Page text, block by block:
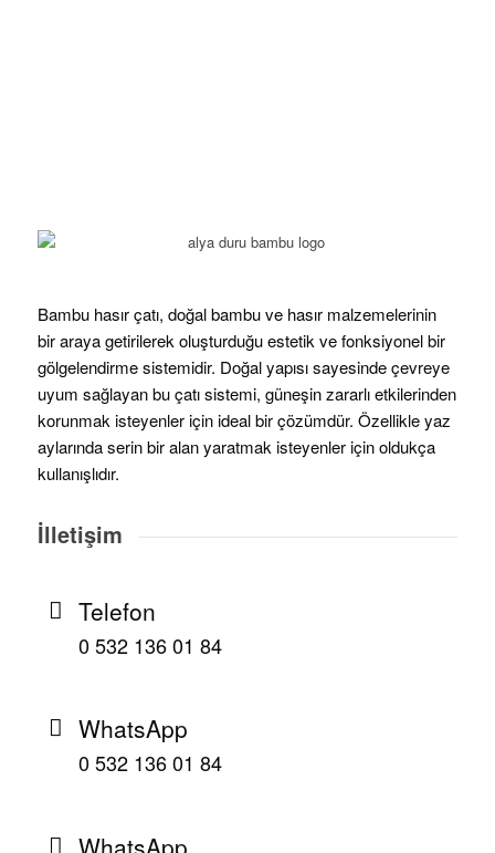
Bambu hasır çatı, doğal bambu ve hasır malzemelerinin
bir araya getirilerek oluşturduğu estetik ve fonksiyonel bir
gölgelendirme sistemidir. Doğal yapısı sayesinde çevreye
uyum sağlayan bu çatı sistemi, güneşin zararlı etkilerinden
korunmak isteyenler için ideal bir çözümdür. Özellikle yaz
aylarında serin bir alan yaratmak isteyenler için oldukça
kullanışlıdır.
İlletişim
Telefon
0 532 136 01 84
WhatsApp
0 532 136 01 84
WhatsApp